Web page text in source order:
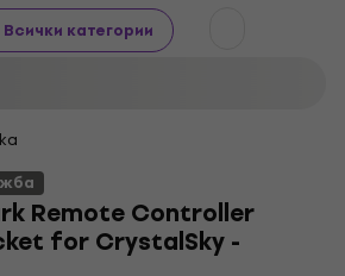
Всички категории
Remote Controller
for CrystalSky -